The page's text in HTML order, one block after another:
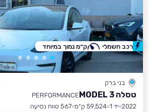
בני ברק
טסלה MODEL 3
PERFORMANCE
2022 יד 1 59,524 ק״מ
567 טווח נסיעה
רכב חשמלי ק״מ נמוך במיוחד